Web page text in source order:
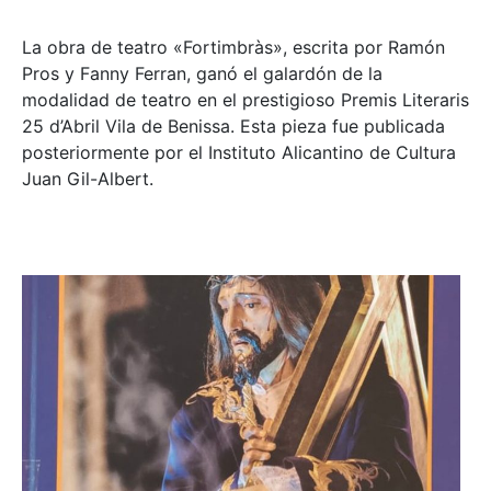
La obra de teatro «Fortimbràs», escrita por Ramón
Pros y Fanny Ferran, ganó el galardón de la
modalidad de teatro en el prestigioso Premis Literaris
25 d’Abril Vila de Benissa. Esta pieza fue publicada
posteriormente por el Instituto Alicantino de Cultura
Juan Gil-Albert.